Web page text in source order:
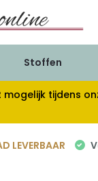
Stoffen
mogelijk tijdens
LEVERBAAR